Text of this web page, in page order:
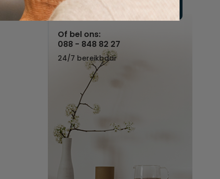
Vul hier uw wensen in
Of bel ons:
088 - 848 82 27
24/7 bereikbaar